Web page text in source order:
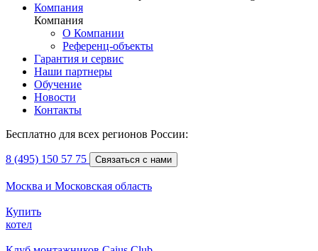
Компания
Компания
О Компании
Референц-объекты
Гарантия и сервис
Наши партнеры
Обучение
Новости
Контакты
Бесплатно для всех регионов России:
8 (495) 150 57 75 Связаться с нами
Москва и Московская область
Купить
котел